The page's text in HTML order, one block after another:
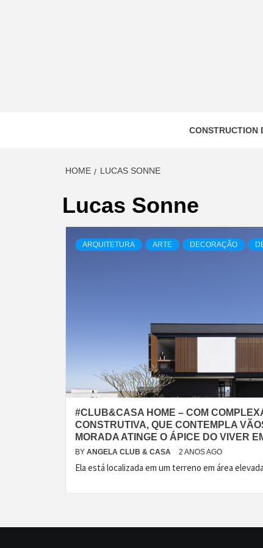
CONSTRUCTION
HOME LUCAS SONNE
Lucas Sonne
ARQUITETURA ARTE DECORAÇÃO
#CLUB&CASA HOME – COM
CONSTRUTIVA, QUE CONTEMPLA
MORADA ATINGE O ÁPICE DO VIVER
BY ANGELA CLUB & CASA 2 ANOS AGO
Ela está localizada em um terreno em área